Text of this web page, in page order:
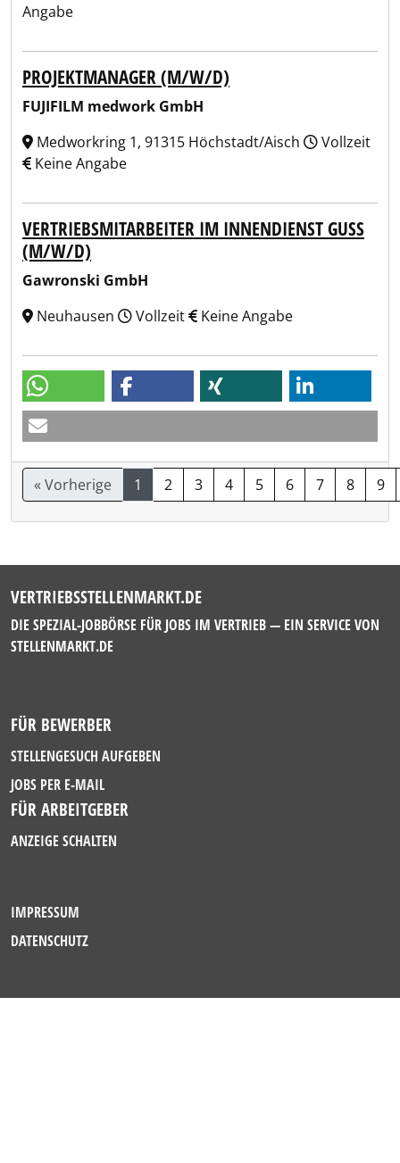
Angabe
PROJEKTMANAGER (M/W/D)
FUJIFILM medwork GmbH
Medworkring 1, 91315 Höchstadt/Aisch
Vollzeit
Keine Angabe
VERTRIEBSMITARBEITER IM INNENDIENST GUSS
(M/W/D)
Gawronski GmbH
Neuhausen
Vollzeit Keine Angabe
« Vorherige 1 2 3 4 5 6 7 8 9
VERTRIEBSSTELLENMARKT.DE
DIE SPEZIAL-JOBBÖRSE FÜR JOBS IM VERTRIEB — EIN SERVICE VON
STELLENMARKT.DE
FÜR BEWERBER
STELLENGESUCH AUFGEBEN
JOBS PER E-MAIL
FÜR ARBEITGEBER
ANZEIGE SCHALTEN
IMPRESSUM
DATENSCHUTZ